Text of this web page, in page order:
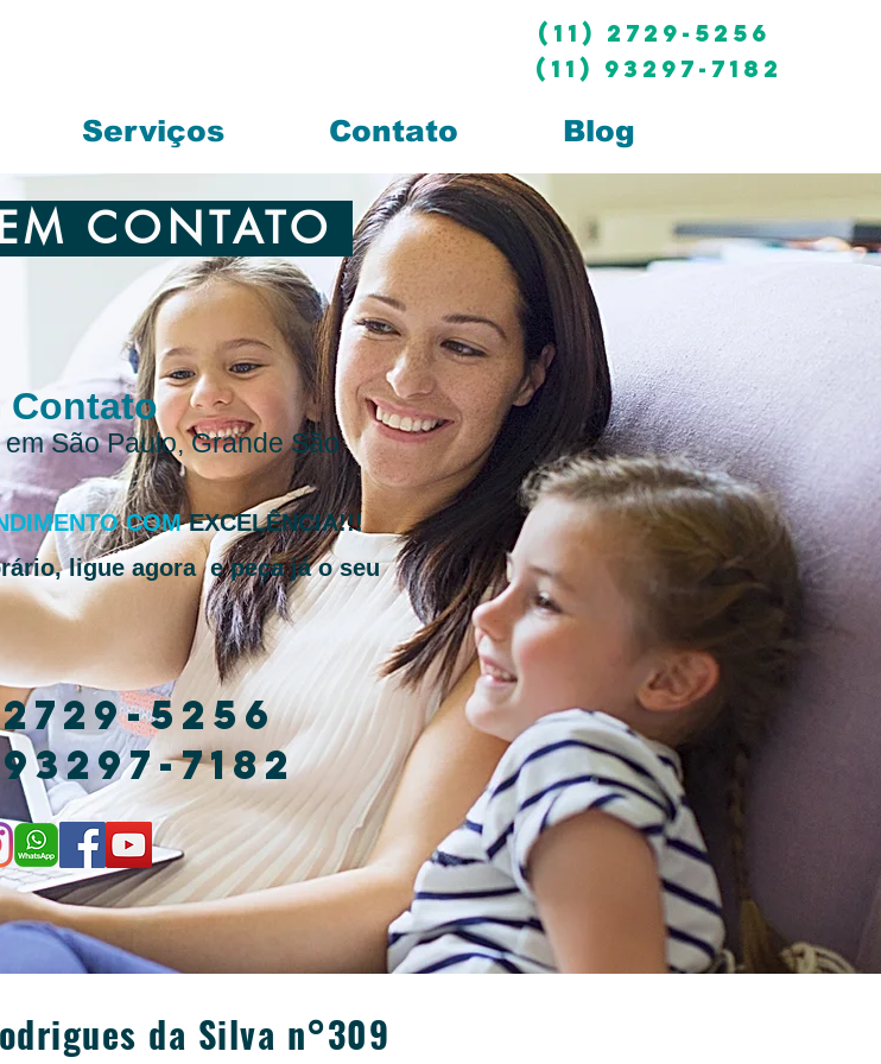
Serviços Contato Blog
(11) 2729-5256
(11) 93297-7182
CONTATO
Contato
São Paulo, Grande São
COM EXCELÊNCIA!!!
ligue agora e peça já o seu
5256
7182
da Silva n°309